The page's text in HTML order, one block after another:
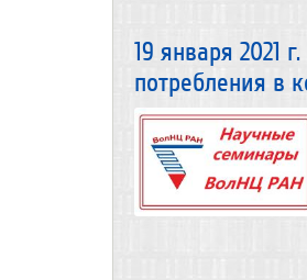
19 января 2021
потребления в